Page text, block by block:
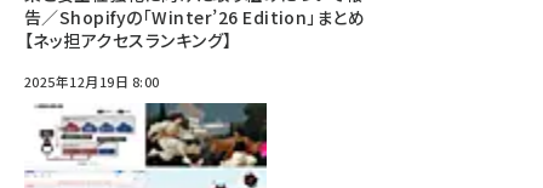
告／Shopifyの「Winter’26 Edition」まとめ
【ネッ担アクセスランキング】
2025年12月19日 8:00